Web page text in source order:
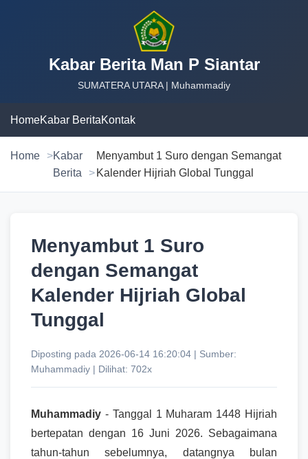
Kabar Berita Man P Siantar
SUMATERA UTARA | Muhammadiy
HomeKabar BeritaKontak
Home
Kabar
Berita
Menyambut 1 Suro dengan Semangat
Kalender Hijriah Global Tunggal
Menyambut 1 Suro
dengan Semangat
Kalender Hijriah Global
Tunggal
Diposting pada 2026-06-14 16:20:04 | Sumber:
Muhammadiy | Dilihat: 702x
Muhammadiy - Tanggal 1 Muharam 1448 Hijriah
bertepatan dengan 16 Juni 2026. Sebagaimana
tahun-tahun sebelumnya, datangnya bulan